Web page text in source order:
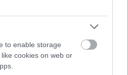
to enable storage
cookies on web or
το οικονομικό